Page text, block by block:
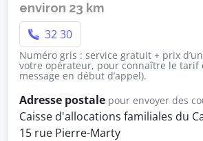
environ 23 km
32 30
Numéro gris : service gratuit + prix
votre opérateur, pour connaître le tarif
message en début d’appel).
Adresse postale pour envoyer des
Caisse d'allocations familiales du
15 rue Pierre-Marty